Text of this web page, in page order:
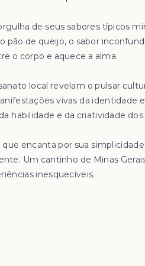
de seus sabores típicos
pão de queijo, o sabor
o corpo e aquece a alma.
local revelam o pulsar
vivas da
habilidade e da criatividade
que encanta por sua
Um cantinho de Minas
inesquecíveis.